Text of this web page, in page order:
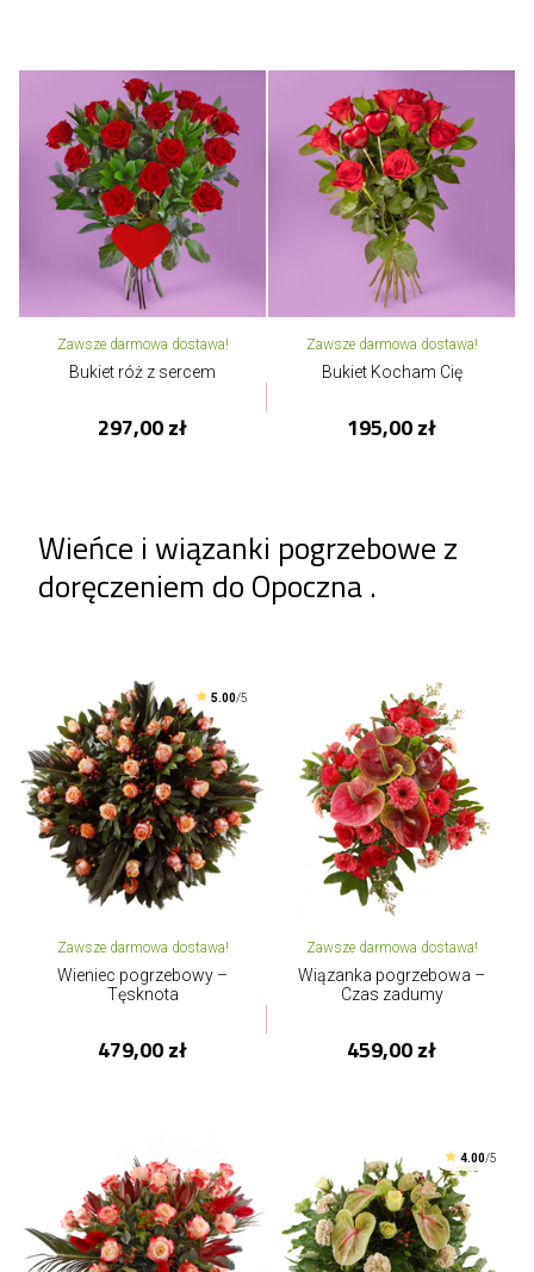
Zawsze darmowa dostawa!
Bukiet róż z sercem
297,00 zł
Zawsze darmowa dostawa!
Bukiet Kocham Cię
195,00 zł
Wieńce i wiązanki pogrzebowe z
doręczeniem do Opoczna .
5.00/5
Zawsze darmowa dostawa!
Wieniec pogrzebowy –
Tęsknota
479,00 zł
Zawsze darmowa dostawa!
Wiązanka pogrzebowa –
Czas zadumy
459,00 zł
4.00/5